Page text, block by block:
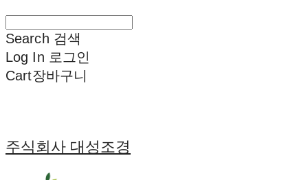
Search 검색
Log In 로그인
Cart장바구니
주식회사 대성조경